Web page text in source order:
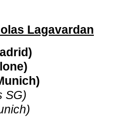
Lagavardan
SG)